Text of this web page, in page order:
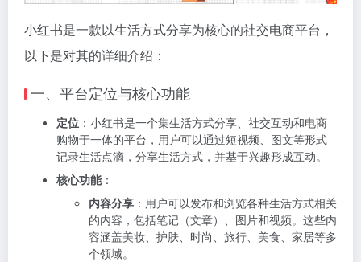
小红书是一款以生活方式分享为核心的社交电商平台，
以下是对其的详细介绍：
一、平台定位与核心功能
定位 ：小红书是一个集生活方式分享、社交互动和电商
购物于一体的平台，用户可以通过短视频、图文等形式
记录生活点滴，分享生活方式，并基于兴趣形成互动。
核心功能：
内容分享 ：用户可以发布和浏览各种生活方式相关
的内容，包括笔记（文章）、图片和视频。这些内
容涵盖美妆、护肤、时尚、旅行、美食、家居等多
个领域。